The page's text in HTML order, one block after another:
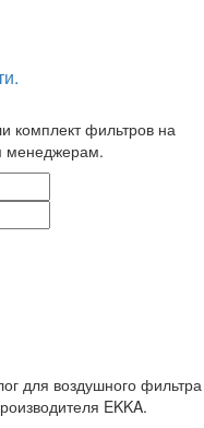
комплект фильтров на
менеджерам.
для воздушного фильтра
EKKA.